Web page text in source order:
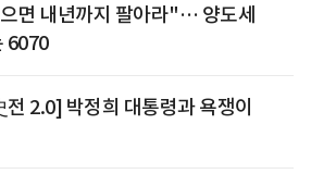
면 내년까지 팔아라"… 양도세
6070
2.0] 박정희 대통령과 욕쟁이